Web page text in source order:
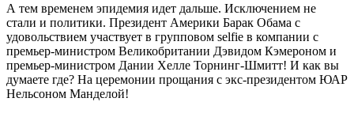
А тем временем эпидемия идет дальше. Исключением не
стали и политики. Президент Америки Барак Обама с
удовольствием участвует в групповом selfie в компании с
премьер-министром Великобритании Дэвидом Кэмероном и
премьер-министром Дании Хелле Торнинг-Шмитт! И как вы
думаете где? На церемонии прощания с экс-президентом ЮАР
Нельсоном Манделой!